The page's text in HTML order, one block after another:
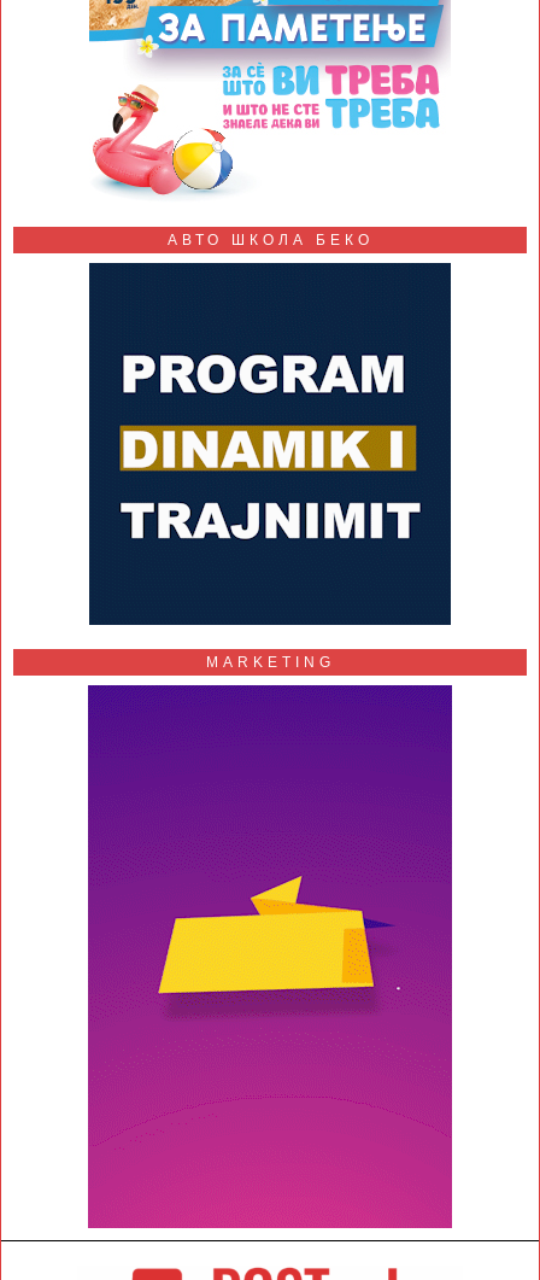
АВТО ШКОЛА БЕКО
MARKETING